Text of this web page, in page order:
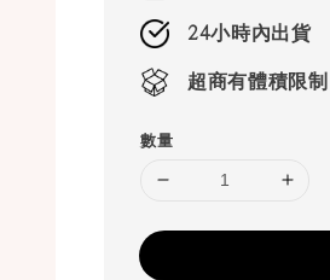
24小時內出貨
超商有體積限
數量